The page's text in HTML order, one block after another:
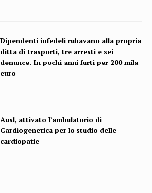
Dipendenti infedeli rubavano alla propria
ditta di trasporti, tre arresti e sei
denunce. In pochi anni furti per 200 mila
euro
Ausl, attivato l’ambulatorio di
Cardiogenetica per lo studio delle
cardiopatie